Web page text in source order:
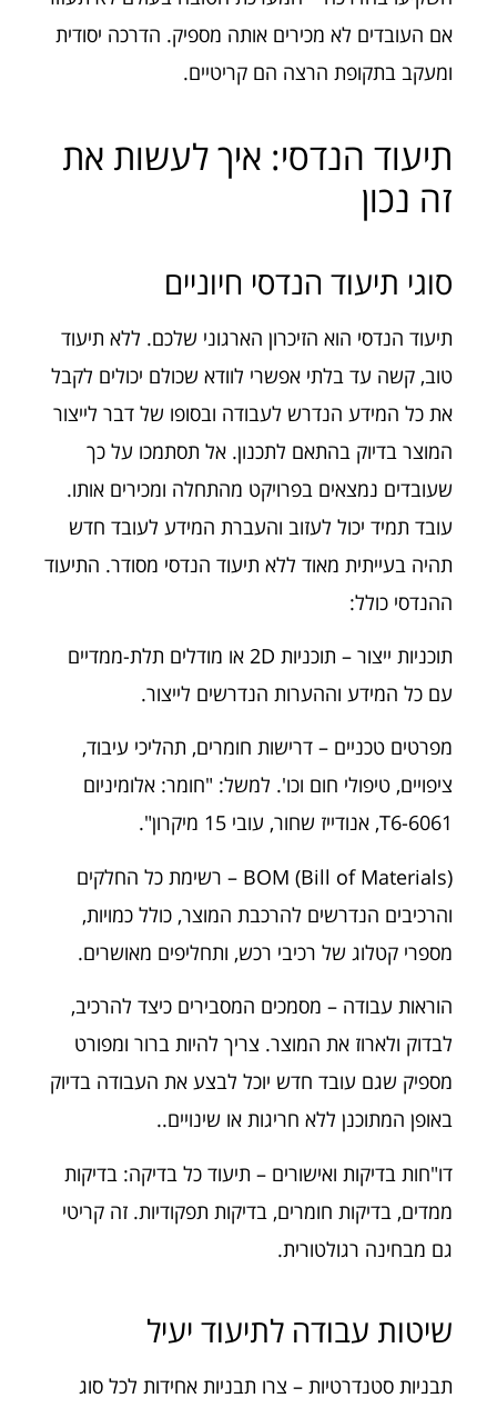
אם העובדים לא מכירים אותה מספיק. הדרכה יסודית
ומעקב בתקופת הרצה הם קריטיים.
תיעוד הנדסי: איך לעשות את
זה נכון
סוגי תיעוד הנדסי חיוניים
תיעוד הנדסי הוא הזיכרון הארגוני שלכם. ללא תיעוד
טוב, קשה עד בלתי אפשרי לוודא שכולם יכולים לקבל
את כל המידע הנדרש לעבודה ובסופו של דבר לייצור
המוצר בדיוק בהתאם לתכנון. אל תסתמכו על כך
שעובדים נמצאים בפרויקט מהתחלה ומכירים אותו.
עובד תמיד יכול לעזוב והעברת המידע לעובד חדש
תהיה בעייתית מאוד ללא תיעוד הנדסי מסודר. התיעוד
ההנדסי כולל:
תוכניות ייצור – תוכניות 2D או מודלים תלת-ממדיים
עם כל המידע וההערות הנדרשים לייצור.
מפרטים טכניים – דרישות חומרים, תהליכי עיבוד,
ציפויים, טיפולי חום וכו'. למשל: "חומר: אלומיניום
6061-T6, אנודייז שחור, עובי 15 מיקרון".
BOM (Bill of Materials) – רשימת כל החלקים
והרכיבים הנדרשים להרכבת המוצר, כולל כמויות,
מספרי קטלוג של רכיבי רכש, ותחליפים מאושרים.
הוראות עבודה – מסמכים המסבירים כיצד להרכיב,
לבדוק ולארוז את המוצר. צריך להיות ברור ומפורט
מספיק שגם עובד חדש יוכל לבצע את העבודה בדיוק
באופן המתוכנן ללא חריגות או שינויים..
דו"חות בדיקות ואישורים – תיעוד כל בדיקה: בדיקות
ממדים, בדיקות חומרים, בדיקות תפקודיות. זה קריטי
גם מבחינה רגולטורית.
שיטות עבודה לתיעוד יעיל
תבניות סטנדרטיות – צרו תבניות אחידות לכל סוג